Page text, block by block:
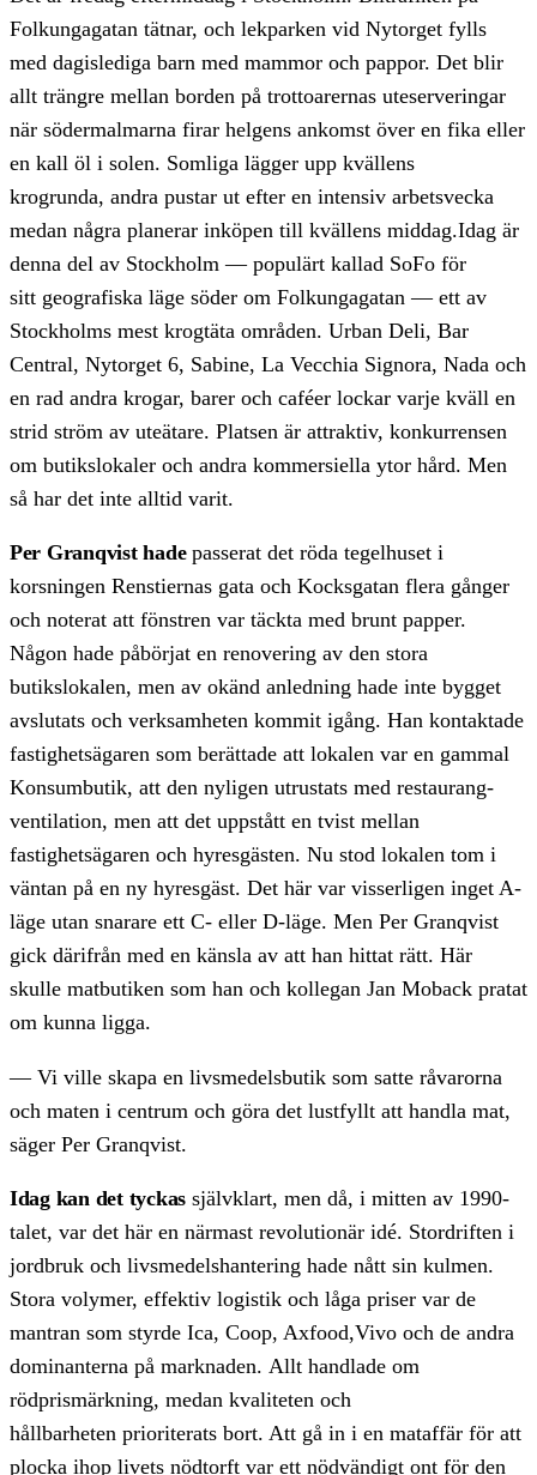
Folkungagatan tätnar, och lekparken vid Nytorget fylls
med dagislediga barn med mammor och pappor. Det blir
allt trängre mellan borden på trottoarernas uteserveringar
när södermalmarna firar helgens ankomst över en fika eller
en kall öl i solen. Somliga lägger upp kvällens
krogrunda, andra pustar ut efter en intensiv arbetsvecka
medan några planerar inköpen till kvällens middag.Idag är
denna del av Stockholm — populärt kallad SoFo för
sitt geografiska läge söder om Folkungagatan — ett av
Stockholms mest krogtäta områden. Urban Deli, Bar
Central, Nytorget 6, Sabine, La Vecchia Signora, Nada och
en rad andra krogar, barer och caféer lockar varje kväll en
strid ström av uteätare. Platsen är attraktiv, konkurrensen
om butikslokaler och andra kommersiella ytor hård. Men
så har det inte alltid varit.
Per Granqvist hadepasserat det röda tegelhuset i
korsningen Renstiernas gata och Kocksgatan flera gånger
och noterat att fönstren var täckta med brunt papper.
Någon hade påbörjat en renovering av den stora
butikslokalen, men av okänd anledning hade inte bygget
avslutats och verksamheten kommit igång. Han kontaktade
fastighetsägaren som berättade att lokalen var en gammal
Konsumbutik, att den nyligen utrustats med restaurang-
ventilation, men att det uppstått en tvist mellan
fastighetsägaren och hyresgästen. Nu stod lokalen tom i
väntan på en ny hyresgäst. Det här var visserligen inget A-
läge utan snarare ett C- eller D-läge. Men Per Granqvist
gick därifrån med en känsla av att han hittat rätt. Här
skulle matbutiken som han och kollegan Jan Moback pratat
om kunna ligga.
— Vi ville skapa en livsmedelsbutik som satte råvarorna
och maten i centrum och göra det lustfyllt att handla mat,
säger Per Granqvist.
Idag kan det tyckas självklart, men då, i mitten av 1990-
talet, var det här en närmast revolutionär idé. Stordriften i
jordbruk och livsmedelshantering hade nått sin kulmen.
Stora volymer, effektiv logistik och låga priser var de
mantran som styrde Ica, Coop, Axfood,Vivo och de andra
dominanterna på marknaden. Allt handlade om
rödprismärkning, medan kvaliteten och
hållbarheten prioriterats bort. Att gå in i en mataffär för att
plocka ihop livets nödtorft var ett nödvändigt ont för den